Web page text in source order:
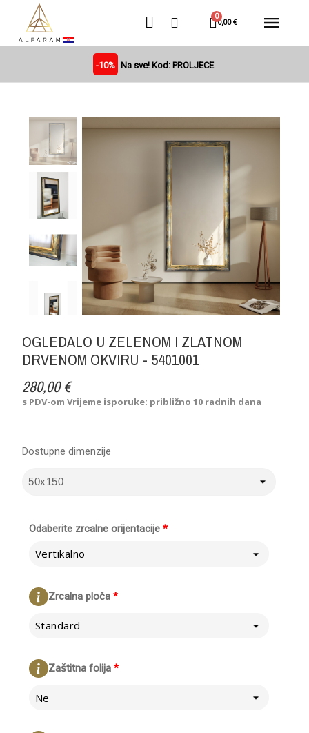
0,00 €
-10% Na sve! Kod: PROLJECE
OGLEDALO U ZELENOM I ZLATNOM
DRVENOM OKVIRU - 5401001
280,00 €
s PDV-omVrijeme isporuke: približno 10 radnih dana
*
Odaberite zrcalne orijentacije
Vertikalno
*
Zrcalna ploča
Standard
*
Zaštitna folija
Ne
Dostupne dimenzije